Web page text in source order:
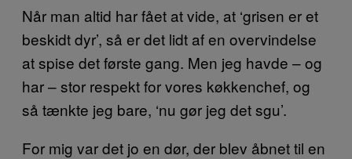
Når man altid har fået at vide, at ‘grisen er et
beskidt dyr’, så er det lidt af en overvindelse
at spise det første gang. Men jeg havde – og
har – stor respekt for vores køkkenchef, og
så tænkte jeg bare, ‘nu gør jeg det sgu’.
For mig var det jo en dør, der blev åbnet til en